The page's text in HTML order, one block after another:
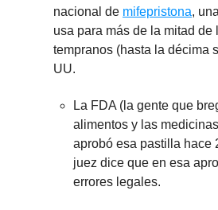
nacional de mifepristona,
usa para más de la mitad de
tempranos (hasta la décima
UU.
La FDA (la gente que
alimentos y las
aprobó esa pastilla hace
juez dice que en esa
errores legales.